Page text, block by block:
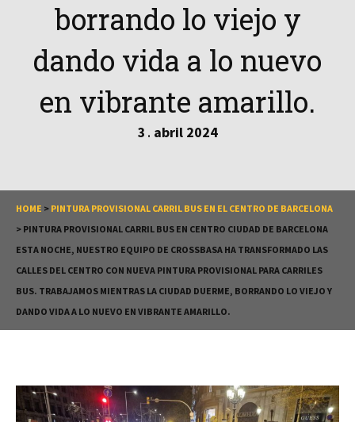
borrando lo viejo y
dando vida a lo nuevo
en vibrante amarillo.
3 . abril 2024
HOME > PINTURA PROVISIONAL CARRIL BUS EN EL CENTRO DE BARCELONA
> PINTURA PROVISIONAL CARRIL BUS EN CENTRO CIUDAD DE BARCELONA
ESTA NOCHE, NUESTRO EQUIPO DE CROSSBASA HA TRANSFORMADO LAS
CALLES DEL CENTRO CON NUEVA PINTURA PROVISIONAL PARA CARRILES
BUS. TRABAJAMOS MIENTRAS LA CIUDAD DUERME, BORRANDO LO VIEJO Y
DANDO VIDA A LO NUEVO EN VIBRANTE AMARILLO.